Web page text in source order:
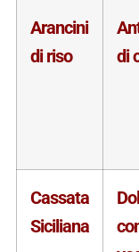
Arancini
di riso
di
Cassata
Siciliana